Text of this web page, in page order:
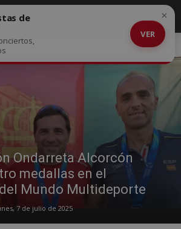
Ondarreta Alcorcón
medallas en el
Mundo Multideporte
7 de julio de 2025
de
VER
×